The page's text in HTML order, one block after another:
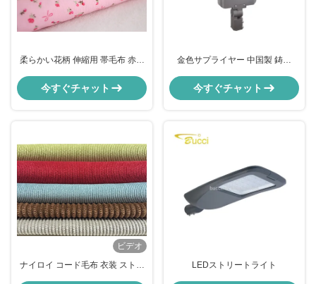
柔らかい花柄 伸縮用 帯毛布 赤ち
今すぐチャット
金色サプライヤー 中国製 鋳造
今すぐチャット
ビデオ
ナイロイ コード毛布 衣装 ストレ
LEDストリートライト